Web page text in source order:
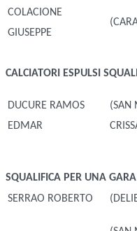
COLACIONE
GIUSEPPE
CALCIATORI ESPULSI
DUCURE RAMOS
EDMAR
(SAN
SQUALIFICA PER UNA GARA
SERRAO ROBERTO